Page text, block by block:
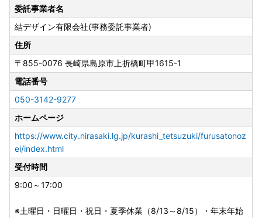
・返礼品送付先ご住所の誤り等のお申込内容不備や、受取人
様のご都合により返礼品がお届けできない場合、再送はいた
しません。また寄附金の返金もいたしかねます。
・手配状況次第では返礼品送付先ご住所の変更ができない場
合があります。また転送する場合は転送料金(受取人着払い)
が発生しますので、ご了承ください。
・「のし」可の返礼品を除き、のしの対応はいたしかねま
す。
・配送業者の指定はいたしかねます。また返礼品によって異
なります。
・事前に出荷日のご案内は行っておりません。また、ご要望
をいただいても対応いたしかねます。
・返礼品をお届けする際の配送伝票について、ご依頼主には
ご寄附者様のお名前が入ります。変更はいたしかねますので
ご了承ください。
つきましては、依頼主様のお名前は配送伝票に印字されませ
委託事業者名
結デザイン有限会社(事務委託事業者)
住所
〒855-0076 長崎県島原市上折橋町甲1615-1
電話番号
050-3142-9277
ホームページ
https://www.city.nirasaki.lg.jp/kurashi_tetsuzuki/furusatonoz
ei/index.html
受付時間
9:00～17:00
※土曜日・日曜日・祝日・夏季休業（8/13～8/15）・年末年始